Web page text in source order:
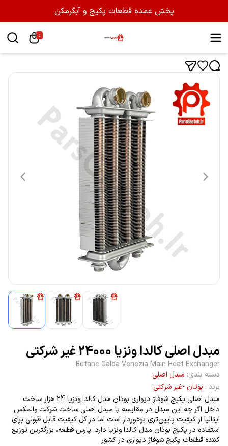
پخش عمده قطعات پکیج و آبگرمکن
0
مبدل اصلی کالدا ونزیا 24000 غیر شرکتی
Butane Calda Venezia Main Heat Exchanger
دسته بندی: مبدل اصلی
برند : بوتان -غیر شرکتی
مبدل اصلی پکیج شوفاژ دیواری بوتان مدل کالدا ونزیا 24 هزار ساخت
داخل اگر چه این مبدل در مقایسه با مبدل اصلی ساخت شرکت والمکس
ایتالیا از کیفیت پایین‌تری برخوردار است اما در کل کیفیت قابل قبولی برای
استفاده در پکیج بوتان مدل کالدا ونزیا دارد. پارس قطعه، بزرگترین توزیع
کننده قطعات پکیج شوفاژ دیواری در کشور